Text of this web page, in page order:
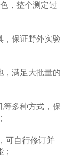
，整个测定过
，保证野外实验
，满足大批量的
等多种方式，保
可自行修订并